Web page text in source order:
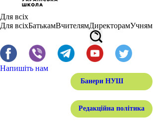
Для всіх
Для всіхБатькамВчителямДиректорамУчням
Напишіть нам
Банери НУШ
Редакційна політика